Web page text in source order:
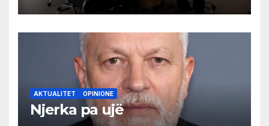
AKTUALITET OPINIONE
Njerka pa ujë